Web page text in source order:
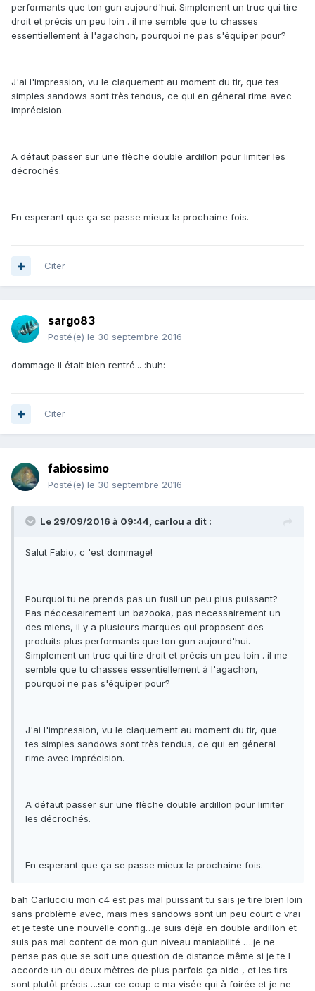
performants que ton gun aujourd'hui. Simplement un truc qui tire
droit et précis un peu loin . il me semble que tu chasses
essentiellement à l'agachon, pourquoi ne pas s'équiper pour?
J'ai l'impression, vu le claquement au moment du tir, que tes
simples sandows sont très tendus, ce qui en géneral rime avec
imprécision.
A défaut passer sur une flèche double ardillon pour limiter les
décrochés.
En esperant que ça se passe mieux la prochaine fois.
Citer
sargo83
Posté(e) le 30 septembre 2016
dommage il était bien rentré... :huh:
Citer
fabiossimo
Posté(e) le 30 septembre 2016
Le 29/09/2016 à 09:44, carlou a dit :
Salut Fabio, c 'est dommage!
Pourquoi tu ne prends pas un fusil un peu plus puissant?
Pas néccesairement un bazooka, pas necessairement un
des miens, il y a plusieurs marques qui proposent des
produits plus performants que ton gun aujourd'hui.
Simplement un truc qui tire droit et précis un peu loin . il me
semble que tu chasses essentiellement à l'agachon,
pourquoi ne pas s'équiper pour?
J'ai l'impression, vu le claquement au moment du tir, que
tes simples sandows sont très tendus, ce qui en géneral
rime avec imprécision.
A défaut passer sur une flèche double ardillon pour limiter
les décrochés.
En esperant que ça se passe mieux la prochaine fois.
bah Carlucciu mon c4 est pas mal puissant tu sais je tire bien loin
sans problème avec, mais mes sandows sont un peu court c vrai
et je teste une nouvelle config…je suis déjà en double ardillon et
suis pas mal content de mon gun niveau maniabilité ….je ne
pense pas que se soit une question de distance même si je te l
accorde un ou deux mètres de plus parfois ça aide , et les tirs
sont plutôt précis….sur ce coup c ma visée qui à foirée et je ne